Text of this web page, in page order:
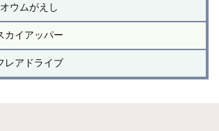
オウムがえし
カイアッパー
レアドライブ